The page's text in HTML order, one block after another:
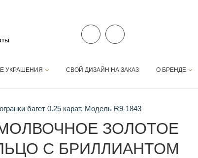
УКРАШЕНИЯ СВОЙ ДИЗАЙН НА ЗАКАЗ О БРЕНДЕ
багет 0.25 карат. Модель R9-1843
ЗОЛОТОЕ
С БРИЛЛИАНТОМ